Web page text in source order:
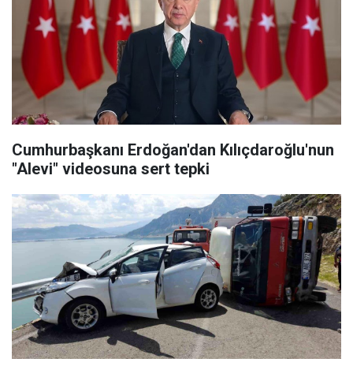
Cumhurbaşkanı Erdoğan'dan Kılıçdaroğlu'nun
"Alevi" videosuna sert tepki